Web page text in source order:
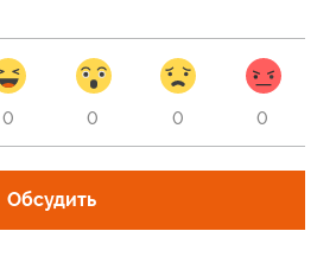
0 0 0 0
Обсудить